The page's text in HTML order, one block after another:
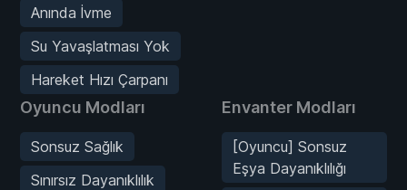
Anında İvme
Su Yavaşlatması Yok
Hareket Hızı Çarpanı
Oyuncu Modları
Sonsuz Sağlık
Sınırsız Dayanıklılık
Envanter Modları
[Oyuncu] Sonsuz
Eşya Dayanıklılığı